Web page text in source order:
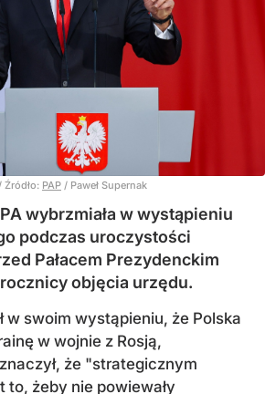
/ Źródło: PAP / Paweł Supernak
wybrzmiała w wystąpieniu
podczas uroczystości
Pałacem Prezydenckim
objęcia urzędu.
w swoim wystąpieniu, że Polska
w wojnie z Rosją,
że "strategicznym
to, żeby nie powiewały